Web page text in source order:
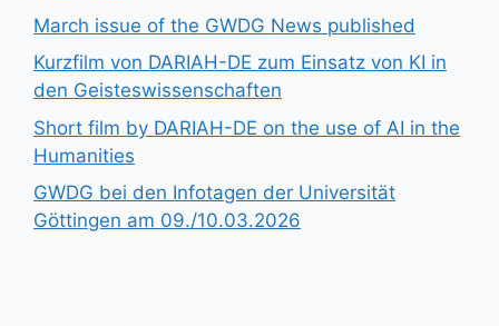
March issue of the GWDG News published
Kurzfilm von DARIAH-DE zum Einsatz von KI in
den Geisteswissenschaften
Short film by DARIAH-DE on the use of AI in the
Humanities
GWDG bei den Infotagen der Universität
Göttingen am 09./10.03.2026